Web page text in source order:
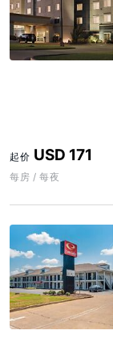
起价 USD 171
每房 / 每夜